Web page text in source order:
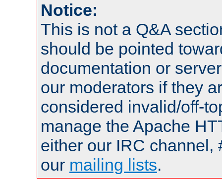
Notice:
This is not a Q&A
should be pointed
documentation or
our moderators if they
considered invalid/off-
manage the Apache
either our IRC channel,
our mailing lists.